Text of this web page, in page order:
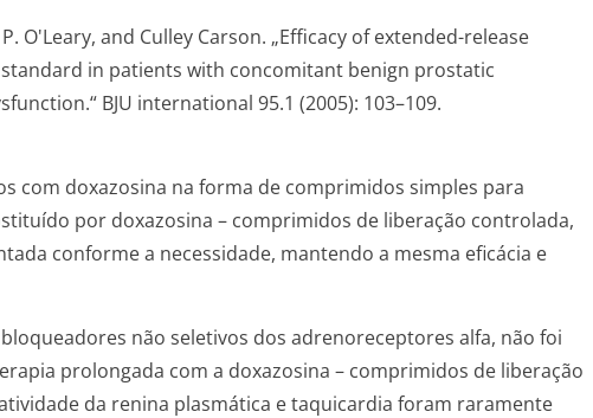
O'Leary, and Culley Carson. „Efficacy of extended-release
in patients with concomitant benign prostatic
BJU international 95.1 (2005): 103–109.
com doxazosina na forma de comprimidos simples para
por doxazosina – comprimidos de liberação controlada,
conforme a necessidade, mantendo a mesma eficácia e
não seletivos dos adrenoreceptores alfa, não foi
prolongada com a doxazosina – comprimidos de liberação
da renina plasmática e taquicardia foram raramente